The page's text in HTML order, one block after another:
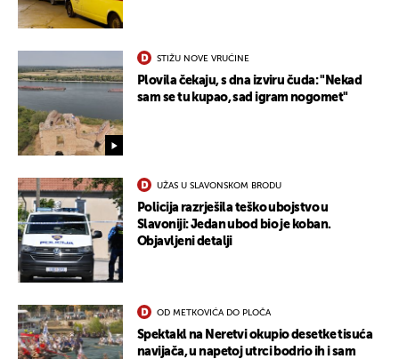
STIŽU NOVE VRUĆINE
Plovila čekaju, s dna izviru čuda: "Nekad
sam se tu kupao, sad igram nogomet"
UŽAS U SLAVONSKOM BRODU
Policija razrješila teško ubojstvo u
Slavoniji: Jedan ubod bio je koban.
Objavljeni detalji
OD METKOVIĆA DO PLOČA
Spektakl na Neretvi okupio desetke tisuća
navijača, u napetoj utrci bodrio ih i sam